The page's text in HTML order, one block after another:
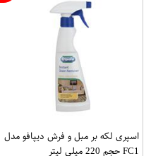
اسپری لکه بر مبل و فرش دیپافو مدل
FC1 حجم 220 میلی لیتر